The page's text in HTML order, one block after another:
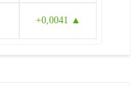
+0,0041 ▲